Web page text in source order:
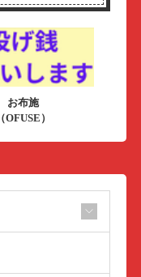
お布施
（OFUSE）